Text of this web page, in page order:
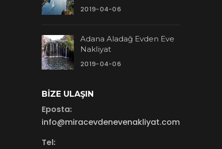
2019-04-06
Adana Aladağ Evden Eve
Nakliyat
2019-04-06
BIZE ULAŞIN
Eposta:
info@miracevdenevenakliyat.com
Tel: